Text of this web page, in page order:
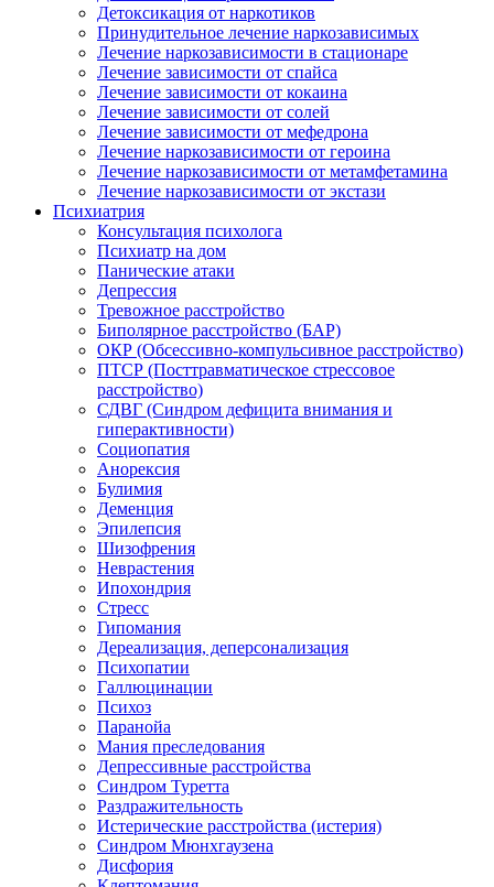
Детоксикация от наркотиков
Принудительное лечение наркозависимых
Лечение наркозависимости в стационаре
Лечение зависимости от спайса
Лечение зависимости от кокаина
Лечение зависимости от солей
Лечение зависимости от мефедрона
Лечение наркозависимости от героина
Лечение наркозависимости от метамфетамина
Лечение наркозависимости от экстази
Психиатрия
Консультация психолога
Психиатр на дом
Панические атаки
Депрессия
Тревожное расстройство
Биполярное расстройство (БАР)
ОКР (Обсессивно-компульсивное расстройство)
ПТСР (Посттравматическое стрессовое
расстройство)
СДВГ (Синдром дефицита внимания и
гиперактивности)
Социопатия
Анорексия
Булимия
Деменция
Эпилепсия
Шизофрения
Неврастения
Ипохондрия
Стресс
Гипомания
Дереализация, деперсонализация
Психопатии
Галлюцинации
Психоз
Паранойа
Мания преследования
Депрессивные расстройства
Синдром Туретта
Раздражительность
Истерические расстройства (истерия)
Синдром Мюнхгаузена
Дисфория